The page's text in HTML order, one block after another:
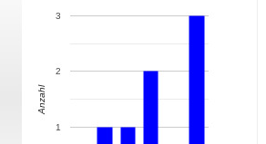
1
2
3
Anzahl